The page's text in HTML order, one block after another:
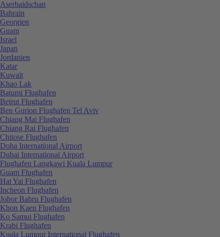
Aserbaidschan
Bahrain
Georgien
Guam
Israel
Japan
Jordanien
Katar
Kuwait
Khao Lak
Batumi Flughafen
Beirut Flughafen
Ben Gurion Flughafen Tel Aviv
Chiang Mai Flughafen
Chiang Rai Flughafen
Chitose Flughafen
Doha International Airport
Dubai International Airport
Flughafen Langkawi Kuala Lumpur
Guam Flughafen
Hat Yai Flughafen
Incheon Flughafen
Johor Bahru Flughafen
Khon Kaen Flughafen
Ko Samui Flughafen
Krabi Flughafen
Kuala Lumpur International Flughafen